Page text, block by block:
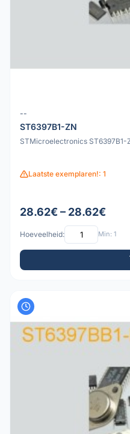
--
ST6397B1-ZN
STMicroelectronics
Laatste exemplaren!: 1
28.62€ – 28.62€
Hoeveelheid: Min: 1